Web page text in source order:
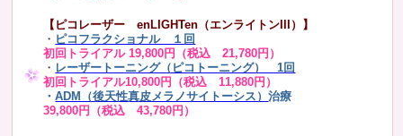
【ピコレーザー enLIGHTen（エンライトンIII）】
・ ピコフラクショナル １回
初回トライアル 19,800円（税込 21,780円）
・ レーザートーニング（ピコトーニング） 1回
初回トライアル10,800円（税込 11,880円）
・ADM（後天性真皮メラノサイトーシス）治療
39,800円（税込 43,780円）